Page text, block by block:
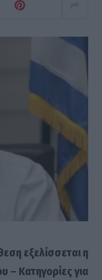
εξελίσσεται η
– Κατηγορίες για